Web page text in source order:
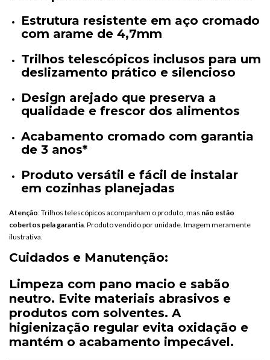
Estrutura resistente em aço cromado
com arame de 4,7mm
Trilhos telescópicos inclusos para um
deslizamento prático e silencioso
Design arejado que preserva a
qualidade e frescor dos alimentos
Acabamento cromado com garantia
de 3 anos*
Produto versátil e fácil de instalar
em cozinhas planejadas
Atenção:Trilhos telescópicos acompanham oproduto, mas não estão
cobertos pelagarantia. Produtovendidoporunidade. Imagem meramente
ilustrativa.
Cuidados e Manutenção:
Limpeza com pano macio e sabão
neutro. Evite materiais abrasivos e
produtos com solventes. A
higienização regular evita oxidação e
mantém o acabamento impecável.